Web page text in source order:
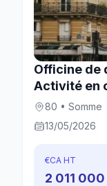
Officine de
Activité en
80 • Somme
13/05/2026
€CA HT
2 011 000